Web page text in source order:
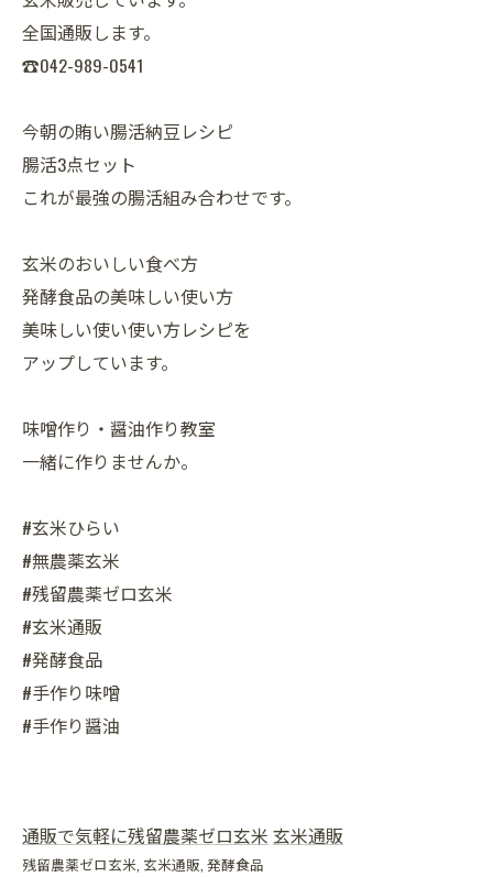
全国通販します。
☎042-989-0541
今朝の賄い腸活納豆レシピ
腸活3点セット
これが最強の腸活組み合わせです。
玄米のおいしい食べ方
発酵食品の美味しい使い方
美味しい使い使い方レシピを
アップしています。
味噌作り・醤油作り教室
一緒に作りませんか。
#玄米ひらい
#無農薬玄米
#残留農薬ゼロ玄米
#玄米通販
#発酵食品
#手作り味噌
#手作り醤油
通販で気軽に残留農薬ゼロ玄米 玄米通販
残留農薬ゼロ玄米 玄米通販 発酵食品